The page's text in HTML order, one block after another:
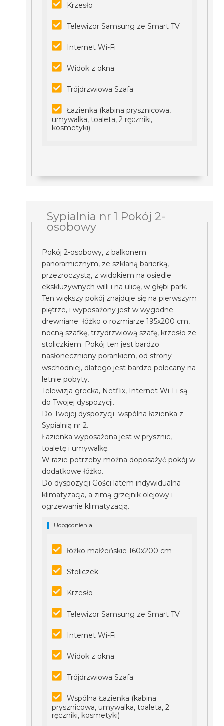
Krzesło
Telewizor Samsung ze Smart TV
Internet Wi-Fi
Widok z okna
Trójdrzwiowa Szafa
Łazienka (kabina prysznicowa,
umywalka, toaleta, 2 ręczniki,
kosmetyki)
Sypialnia nr 1 Pokój 2-
osobowy
Pokój 2-osobowy, z balkonem
panoramicznym, ze szklaną barierką,
przezroczystą, z widokiem na osiedle
ekskluzywnych willi i na ulicę, w głębi park.
Ten większy pokój znajduje się na pierwszym
piętrze, i wyposażony jest w wygodne
drewniane łóżko o rozmiarze 195x200 cm,
nocną szafkę, trzydrzwiową szafę, krzesło ze
stoliczkiem. Pokój ten jest bardzo
nasłoneczniony porankiem, od strony
wschodniej, dlatego jest bardzo polecany na
letnie pobyty.
Telewizja grecka, Netflix, Internet Wi-Fi są
do Twojej dyspozycji.
Do Twojej dyspozycji wspólna łazienka z
Sypialnią nr 2.
Łazienka wyposażona jest w prysznic,
toaletę i umywalkę.
W razie potrzeby można doposażyć pokój w
dodatkowe łóżko.
Do dyspozycji Gości latem indywidualna
klimatyzacja, a zimą grzejnik olejowy i
ogrzewanie klimatyzacją.
Udogodnienia
łóżko małżeńskie 160x200 cm
Stoliczek
Krzesło
Telewizor Samsung ze Smart TV
Internet Wi-Fi
Widok z okna
Trójdrzwiowa Szafa
Wspólna Łazienka (kabina
prysznicowa, umywalka, toaleta, 2
ręczniki, kosmetyki)